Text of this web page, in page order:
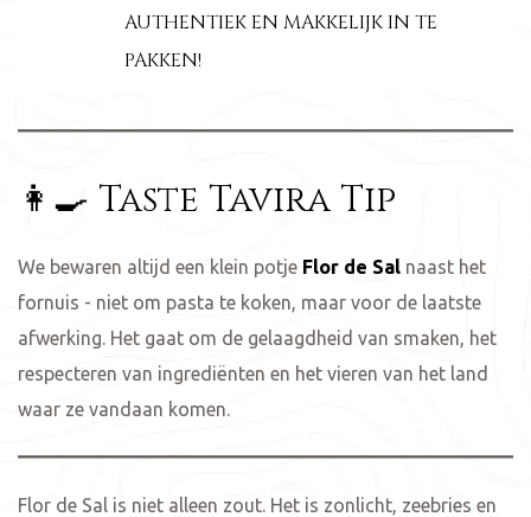
AUTHENTIEK EN MAKKELIJK IN TE
PAKKEN!
👩‍🍳 Taste Tavira Tip
We bewaren altijd een klein potje Flor de Sal naast het
fornuis - niet om pasta te koken, maar voor de laatste
afwerking. Het gaat om de gelaagdheid van smaken, het
respecteren van ingrediënten en het vieren van het land
waar ze vandaan komen.
Flor de Sal is niet alleen zout. Het is zonlicht, zeebries en